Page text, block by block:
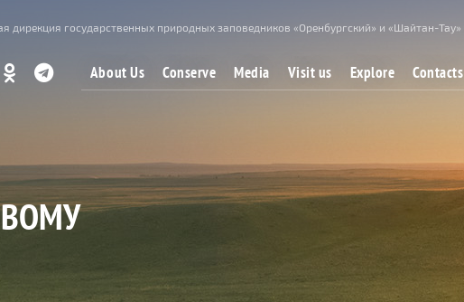
дирекция государственных природных заповедников «Оренбургский» и «Шайтан-Тау»
About Us Conserve Media Visit us Explore Contacts